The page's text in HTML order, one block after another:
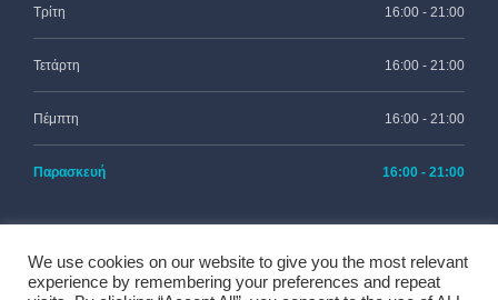
Τρίτη 16:00 - 21:00
Τετάρτη 16:00 - 21:00
Πέμπτη 16:00 - 21:00
Παρασκευή 16:00 - 21:00
We use cookies on our website to give you the most relevant
experience by remembering your preferences and repeat